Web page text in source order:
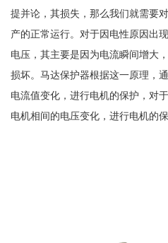
提并论，其损失，那么我们就需要
产的正常运行。对于因电性原因出
电压，其主要是因为电流瞬间增大
损坏。马达保护器根据这一原理，
电流值变化，进行电机的保护，对
电机相间的电压变化，进行电机的